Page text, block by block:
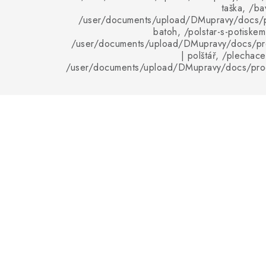
taška, /
/user/documents/upload/DMupravy/
batoh, /polstar-s-
/user/documents/upload/DMupravy/docs/
| polštář, /
/user/documents/upload/DMupravy/docs/